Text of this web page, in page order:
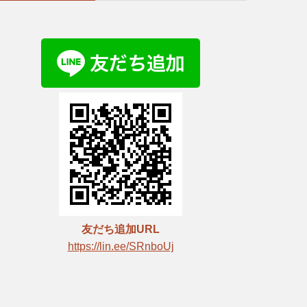
友だち追加URL
https://lin.ee/SRnboUj